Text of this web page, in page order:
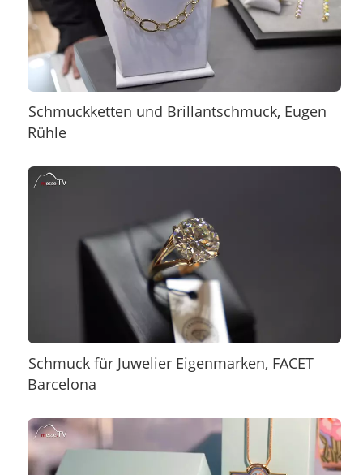
Schmuckketten und Brillantschmuck, Eugen
Rühle
Schmuck für Juwelier Eigenmarken, FACET
Barcelona